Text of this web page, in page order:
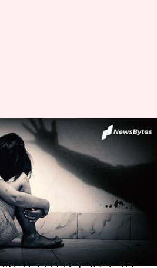
के बाद पीड़िता ने
पिता के जहर खाने के
01:40 pm
जिले में एक नाबालिग लड़की ने
तौर पर गैंगरेप किए जाने के बाद